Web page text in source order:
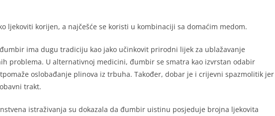
ljekoviti korijen, a najčešće se koristi u kombinaciji sa domaćim medom.
ima dugu tradiciju kao jako učinkovit prirodni lijek za ublažavanje
problema. U alternativnoj medicini, đumbir se smatra kao izvrstan odabir
oslobađanje plinova iz trbuha. Također, dobar je i crijevni spazmolitik jer
trakt.
istraživanja su dokazala da đumbir uistinu posjeduje brojna ljekovita